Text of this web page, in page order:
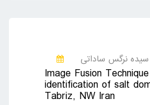
سیده نرگس ساداتی
Image Fusion
identification of salt
Tabriz, NW Iran